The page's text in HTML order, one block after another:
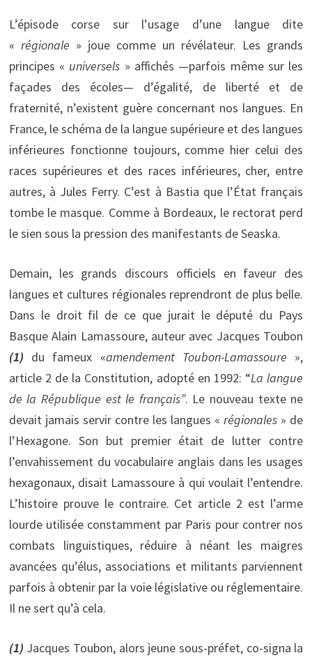
L’épisode corse sur l’usage d’une langue dite
« régionale » joue comme un révélateur. Les grands
principes « universels » affichés —parfois même sur les
façades des écoles— d’égalité, de liberté et de
fraternité, n’existent guère concernant nos langues. En
France, le schéma de la langue supérieure et des langues
inférieures fonctionne toujours, comme hier celui des
races supérieures et des races inférieures, cher, entre
autres, à Jules Ferry. C’est à Bastia que l’État français
tombe le masque. Comme à Bordeaux, le rectorat perd
le sien sous la pression des manifestants de Seaska.
Demain, les grands discours officiels en faveur des
langues et cultures régionales reprendront de plus belle.
Dans le droit fil de ce que jurait le député du Pays
Basque Alain Lamassoure, auteur avec Jacques Toubon
(1) du fameux «amendement Toubon-Lamassoure »,
article 2 de la Constitution, adopté en 1992: “La langue
de la République est le français”. Le nouveau texte ne
devait jamais servir contre les langues « régionales » de
l’Hexagone. Son but premier était de lutter contre
l’envahissement du vocabulaire anglais dans les usages
hexagonaux, disait Lamassoure à qui voulait l’entendre.
L’histoire prouve le contraire. Cet article 2 est l’arme
lourde utilisée constamment par Paris pour contrer nos
combats linguistiques, réduire à néant les maigres
avancées qu’élus, associations et militants parviennent
parfois à obtenir par la voie législative ou réglementaire.
Il ne sert qu’à cela.
(1) Jacques Toubon, alors jeune sous-préfet, co-signa la